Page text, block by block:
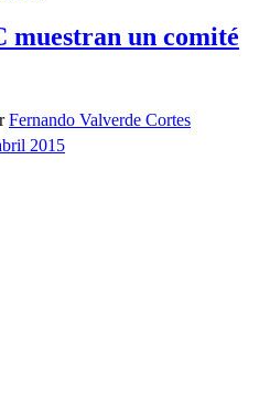
muestran un comité
Fernando Valverde Cortes
2015